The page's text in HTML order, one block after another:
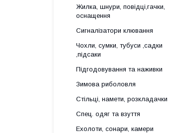
Жилка, шнури, повідці,гачки,
оснащення
Сигналізатори клювання
Чохли, сумки, тубуси ,садки
,підсаки
Підгодовування та наживки
Зимова риболовля
Стільці, намети, розкладачки
Спец. одяг та взуття
Ехолоти, сонари, камери